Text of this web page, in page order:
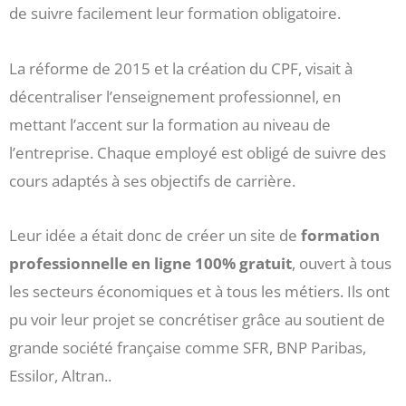
de suivre facilement leur formation obligatoire.
La réforme de 2015 et la création du CPF, visait à
décentraliser l’enseignement professionnel, en
mettant l’accent sur la formation au niveau de
l’entreprise. Chaque employé est obligé de suivre des
cours adaptés à ses objectifs de carrière.
Leur idée a était donc de créer un site de formation
professionnelle en ligne 100% gratuit, ouvert à tous
les secteurs économiques et à tous les métiers. Ils ont
pu voir leur projet se concrétiser grâce au soutient de
grande société française comme SFR, BNP Paribas,
Essilor, Altran..